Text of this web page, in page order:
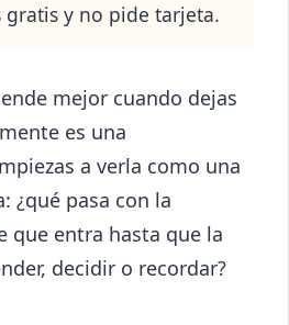
gratis y no pide tarjeta.
mejor cuando dejas
es una
a verla como una
¿qué pasa con la
que entra hasta que la
decidir o recordar?